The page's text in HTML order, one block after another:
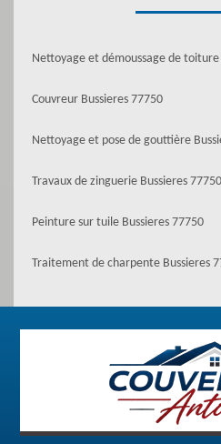
Nettoyage et démoussage de toiture
Couvreur Bussieres 77750
Nettoyage et pose de gouttière
Travaux de zinguerie Bussieres 77750
Peinture sur tuile Bussieres 77750
Traitement de charpente Bussieres